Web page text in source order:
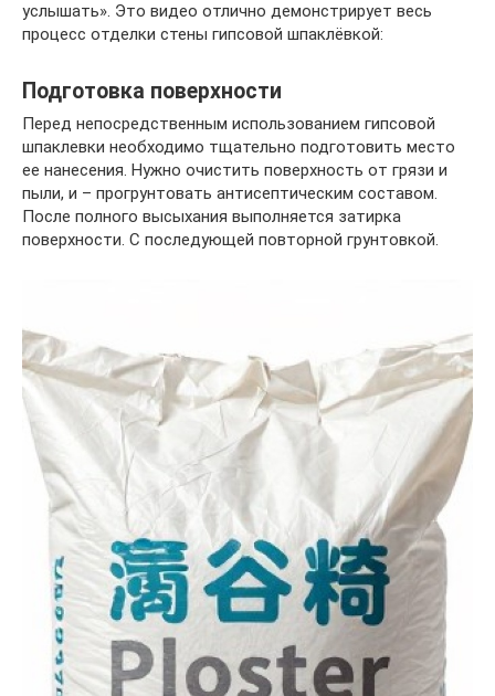
услышать». Это видео отлично демонстрирует весь
процесс отделки стены гипсовой шпаклёвкой:
Подготовка поверхности
Перед непосредственным использованием гипсовой
шпаклевки необходимо тщательно подготовить место
ее нанесения. Нужно очистить поверхность от грязи и
пыли, и – прогрунтовать антисептическим составом.
После полного высыхания выполняется затирка
поверхности. С последующей повторной грунтовкой.